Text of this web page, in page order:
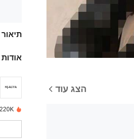
הצג עוד
תיאור
220K נמכרו לאחרונה